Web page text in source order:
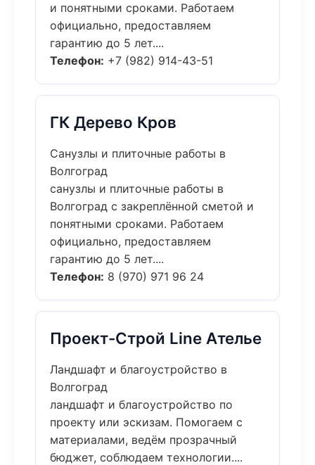
и понятными сроками. Работаем
официально, предоставляем
гарантию до 5 лет....
Телефон: +7 (982) 914-43-51
ГК Дерево Кров
Санузлы и плиточные работы в
Волгоград
санузлы и плиточные работы в
Волгоград с закреплённой сметой и
понятными сроками. Работаем
официально, предоставляем
гарантию до 5 лет....
Телефон: 8 (970) 971 96 24
Проект-Строй Line Ателье
Ландшафт и благоустройство в
Волгоград
ландшафт и благоустройство по
проекту или эскизам. Помогаем с
материалами, ведём прозрачный
бюджет, соблюдаем технологии....